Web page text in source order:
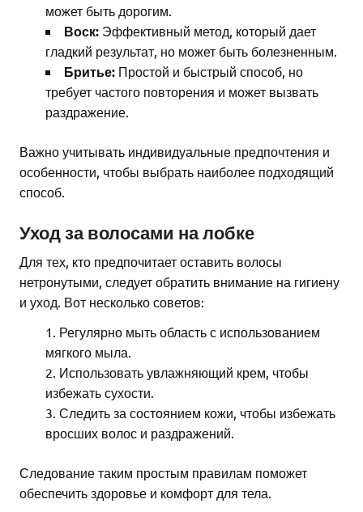
может быть дорогим.
Воск: Эффективный метод, который дает
гладкий результат, но может быть болезненным.
Бритье: Простой и быстрый способ, но
требует частого повторения и может вызвать
раздражение.
Важно учитывать индивидуальные предпочтения и
особенности, чтобы выбрать наиболее подходящий
способ.
Уход за волосами на лобке
Для тех, кто предпочитает оставить волосы
нетронутыми, следует обратить внимание на гигиену
и уход. Вот несколько советов:
Регулярно мыть область с использованием
мягкого мыла.
Использовать увлажняющий крем, чтобы
избежать сухости.
Следить за состоянием кожи, чтобы избежать
вросших волос и раздражений.
Следование таким простым правилам поможет
обеспечить здоровье и комфорт для тела.